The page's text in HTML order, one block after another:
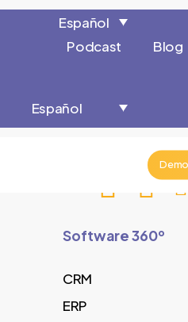
Skip
Español
Podcast
Blog
Español
CartClose
Cart
Software 360º
CRM
ERP